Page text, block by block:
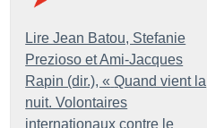
Lire Jean Batou, Stefanie
Prezioso et Ami-Jacques
Rapin (dir.), « Quand vient la
nuit. Volontaires
internationaux contre le